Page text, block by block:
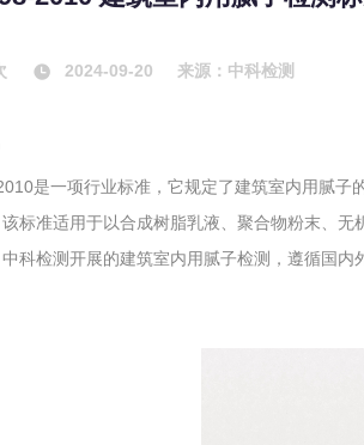
合检测
清洁生产
测绘测量
2024-09-20 来源：中科检测
是一项行业标准，它规定了建筑室内用腻子
标准适用于以合成树脂乳液、聚合物粉末、
科检测开展的建筑室内用腻子检测，遵循国